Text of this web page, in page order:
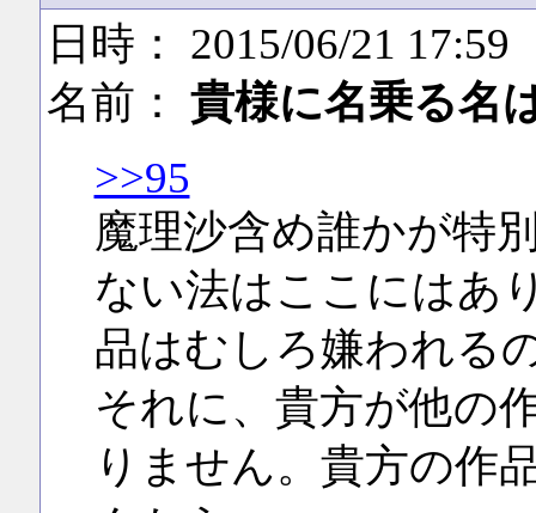
日時： 2015/06/21 17:59
名前： 貴様に名乗る名
>>95
魔理沙含め誰かが特
ない法はここにはあ
品はむしろ嫌われる
それに、貴方が他の
りません。貴方の作